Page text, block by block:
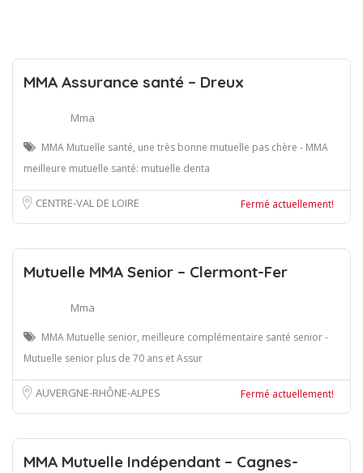
MMA Assurance santé – Dreux
Mma
MMA Mutuelle santé, une très bonne mutuelle pas chère - MMA
meilleure mutuelle santé: mutuelle denta
CENTRE-VAL DE LOIRE Fermé actuellement!
Mutuelle MMA Senior – Clermont-Fer
Mma
MMA Mutuelle senior, meilleure complémentaire santé senior -
Mutuelle senior plus de 70 ans et Assur
AUVERGNE-RHÔNE-ALPES Fermé actuellement!
MMA Mutuelle Indépendant – Cagnes-